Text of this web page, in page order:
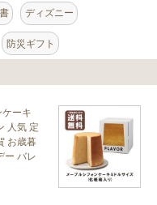
ディズニー
防災ギフト
ーキ
人気 定
お歳暮
ー バレ